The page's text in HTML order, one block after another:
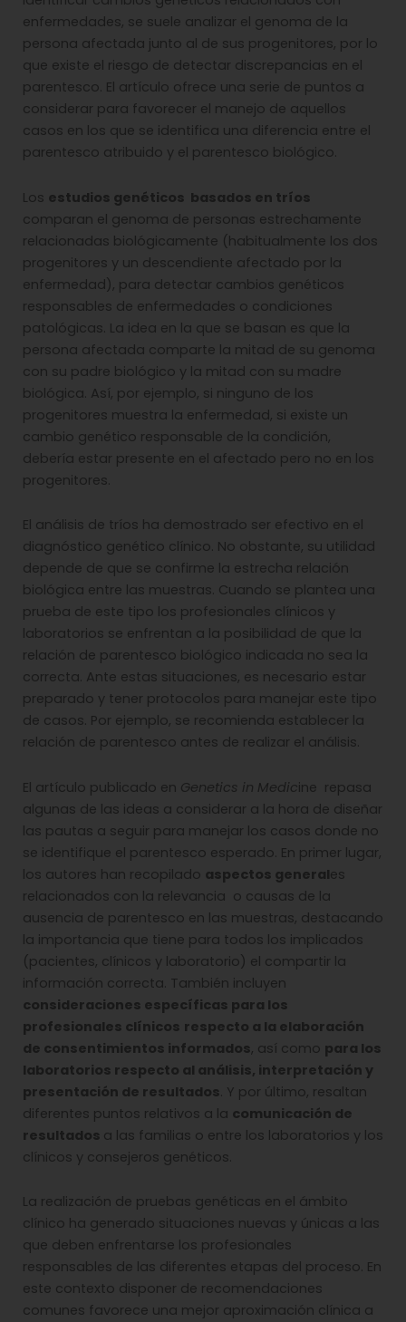
enfermedades, se suele analizar el genoma de la
persona afectada junto al de sus progenitores, por lo
que existe el riesgo de detectar discrepancias en el
parentesco. El artículo ofrece una serie de puntos a
considerar para favorecer el manejo de aquellos
casos en los que se identifica una diferencia entre el
parentesco atribuido y el parentesco biológico.
Los estudios genéticos basados en tríos
comparan el genoma de personas estrechamente
relacionadas biológicamente (habitualmente los dos
progenitores y un descendiente afectado por la
enfermedad), para detectar cambios genéticos
responsables de enfermedades o condiciones
patológicas. La idea en la que se basan es que la
persona afectada comparte la mitad de su genoma
con su padre biológico y la mitad con su madre
biológica. Así, por ejemplo, si ninguno de los
progenitores muestra la enfermedad, si existe un
cambio genético responsable de la condición,
debería estar presente en el afectado pero no en los
progenitores.
El análisis de tríos ha demostrado ser efectivo en el
diagnóstico genético clínico. No obstante, su utilidad
depende de que se confirme la estrecha relación
biológica entre las muestras. Cuando se plantea una
prueba de este tipo los profesionales clínicos y
laboratorios se enfrentan a la posibilidad de que la
relación de parentesco biológico indicada no sea la
correcta. Ante estas situaciones, es necesario estar
preparado y tener protocolos para manejar este tipo
de casos. Por ejemplo, se recomienda establecer la
relación de parentesco antes de realizar el análisis.
El artículo publicado en Genetics in Medicine repasa
algunas de las ideas a considerar a la hora de diseñar
las pautas a seguir para manejar los casos donde no
se identifique el parentesco esperado. En primer lugar,
los autores han recopilado aspectos generales
relacionados con la relevancia o causas de la
ausencia de parentesco en las muestras, destacando
la importancia que tiene para todos los implicados
(pacientes, clínicos y laboratorio) el compartir la
información correcta. También incluyen
consideraciones específicas para los
profesionales clínicos respecto a la elaboración
de consentimientos informados, así como para los
laboratorios respecto al análisis, interpretación y
presentación de resultados. Y por último, resaltan
diferentes puntos relativos a la comunicación de
resultados a las familias o entre los laboratorios y los
clínicos y consejeros genéticos.
La realización de pruebas genéticas en el ámbito
clínico ha generado situaciones nuevas y únicas a las
que deben enfrentarse los profesionales
responsables de las diferentes etapas del proceso. En
este contexto disponer de recomendaciones
comunes favorece una mejor aproximación clínica a